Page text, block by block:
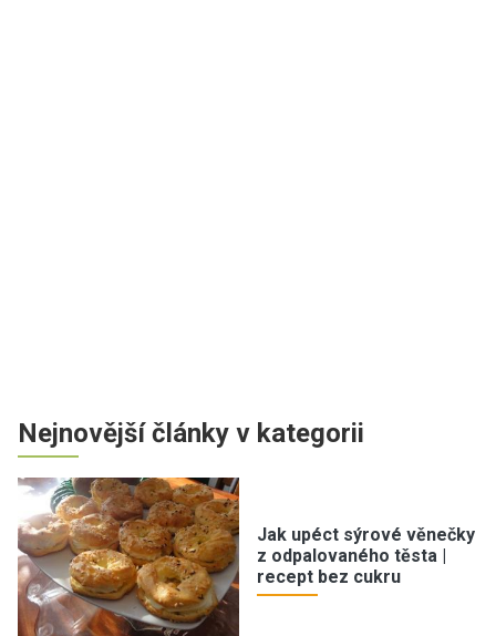
Nejnovější články v kategorii
Jak upéct sýrové věnečky
z odpalovaného těsta |
recept bez cukru